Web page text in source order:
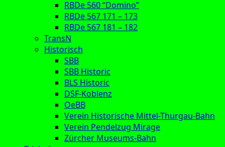
RBDe 560 “Domino”
RBDe 567 171 – 173
RBDe 567 181 – 182
TransN
Historisch
SBB
SBB Historic
BLS Historic
DSF-Koblenz
OeBB
Verein Historische Mittel-Thurgau-Bahn
Verein Pendelzug Mirage
Zürcher Museums-Bahn